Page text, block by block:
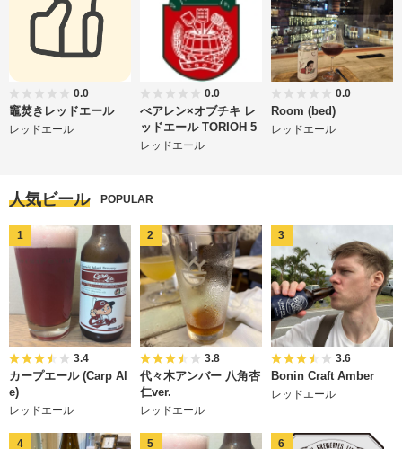
0.0
竈焚きレッドエール
レッドエール
0.0
べアレン×オブチキ レ
ッドエール TORIOH 5
レッドエール
0.0
Room (bed)
レッドエール
人気ビール POPULAR
3.4
カープエール (Carp Al
e)
レッドエール
3.8
代々木アンバー 八角杏
仁ver.
レッドエール
3.6
Bonin Craft Amber
レッドエール